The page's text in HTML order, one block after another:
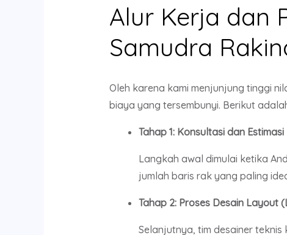
Alur Kerja dan
Samudra
Oleh karena kami menjunjung tinggi
biaya yang tersembunyi. Berikut
Tahap 1: Konsultasi dan
Langkah awal dimulai ketika
jumlah baris rak yang paling
Tahap 2: Proses Desain Layout
Selanjutnya, tim desainer